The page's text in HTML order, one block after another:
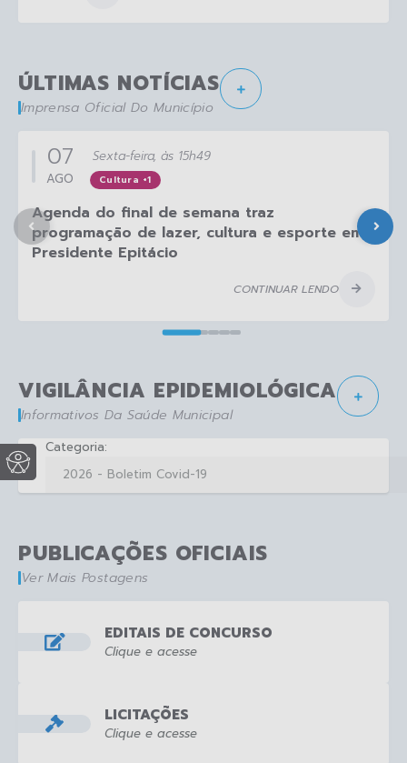
ÚLTIMAS NOTÍCIAS
Imprensa Oficial Do Município
Agenda do final de semana traz
programação de lazer, cultura e esporte em
Presidente Epitácio
Sexta-feira 15h49
07
AGO Cultura +1
CONTINUAR LENDO
VIGILÂNCIA EPIDEMIOLÓGICA
Informativos Da Saúde Municipal
Categoria:
PUBLICAÇÕES OFICIAIS
Ver Mais Postagens
EDITAIS DE CONCURSO
Clique e acesse
LICITAÇÕES
Clique e acesse